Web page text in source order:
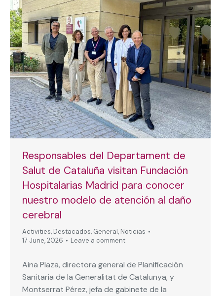
Responsables del Departament de
Salut de Cataluña visitan Fundación
Hospitalarias Madrid para conocer
nuestro modelo de atención al daño
cerebral
Activities, Destacados, General, Noticias
17 June, 2026
Leave a comment
Aina Plaza, directora general de Planificación
Sanitaria de la Generalitat de Catalunya, y
Montserrat Pérez, jefa de gabinete de la